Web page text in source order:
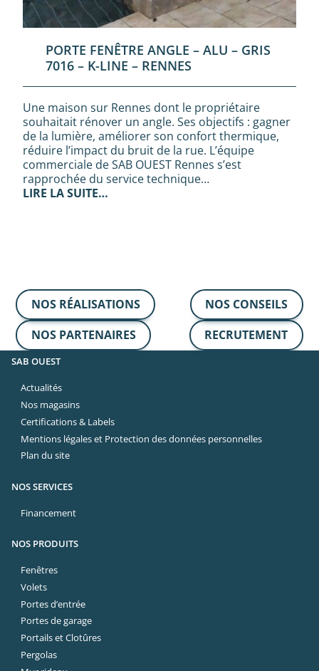
PORTE FENÊTRE ANGLE – ALU – GRIS
7016 – K-LINE – RENNES
Une maison sur Rennes dont le propriétaire
souhaitait rénover un angle. Ses objectifs : gagner
de la lumière, améliorer son confort thermique,
réduire l’impact du bruit de la rue. L’équipe
commerciale de SAB OUEST Rennes s’est
rapprochée du service technique…
LIRE LA SUITE…
NOS RÉALISATIONS
NOS CONSEILS
NOS PARTENAIRES
RECRUTEMENT
SAB OUEST
Actualités
Nos magasins
Certifications & Labels
Mentions légales et Protection des données personnelles
Plan du site
NOS SERVICES
Financement
NOS PRODUITS
Fenêtres
Volets
Portes d’entrée
Portes de garage
Portails et Clotûres
Pergolas